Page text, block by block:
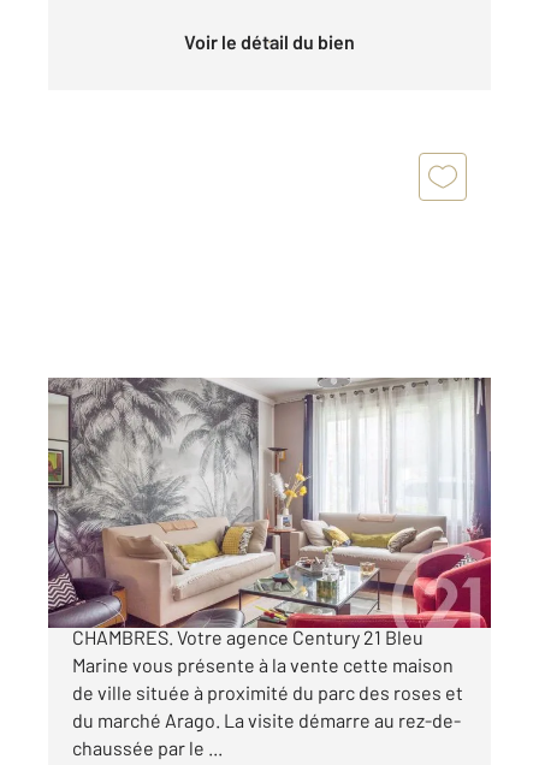
Voir le détail du bien
LES SABLES D OLONNE 85
105,83 m2, 3 pièces
Ref : 1390
Maison à vendre
380 600 €
PROCHE PARC DES ROSES - MAISON 2
CHAMBRES. Votre agence Century 21 Bleu
Marine vous présente à la vente cette maison
de ville située à proximité du parc des roses et
du marché Arago. La visite démarre au rez-de-
chaussée par le ...